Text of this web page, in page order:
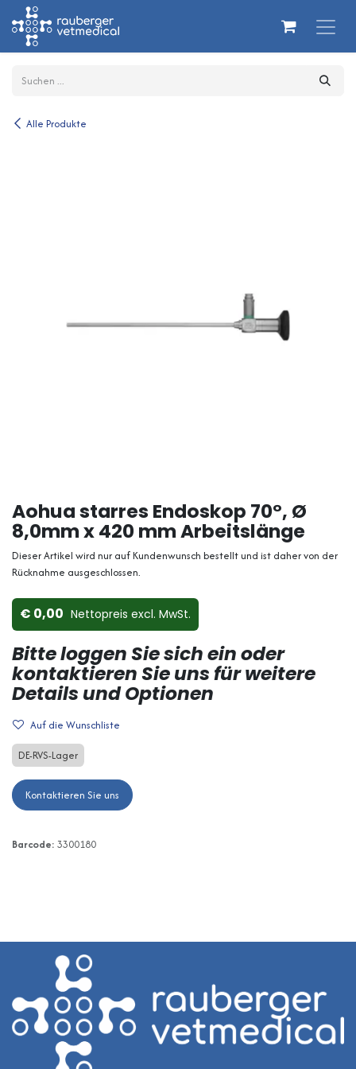
Zum Inhalt springen
Alle Produkte
Aohua starres Endoskop 70°, Ø
8,0mm x 420 mm Arbeitslänge
Dieser Artikel wird nur auf Kundenwunsch bestellt und ist daher von der
Rücknahme ausgeschlossen.
0,00 Nettopreis ex​cl. MwSt.
Bitte loggen Sie sich ein oder
kontaktieren Sie uns für weitere
Details und Optionen
Auf die Wunschliste
DE-RVS-Lager
Kontaktieren Sie uns
Barcode: 3300180